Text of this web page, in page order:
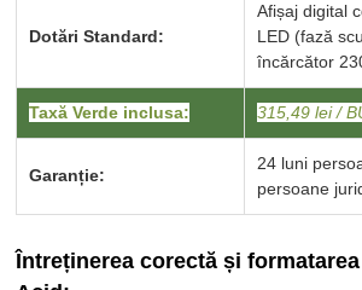
Dotări Standard:
Afișaj digital
LED (fază
încărcător
Taxă Verde inclusa: 315,49 lei /
Garanție:
24 luni
persoane
Întreținerea corectă și